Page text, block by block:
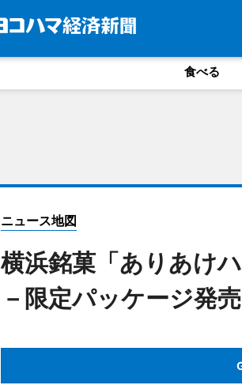
食べる
ニュース地図
横浜銘菓「ありあけ
－限定パッケージ発